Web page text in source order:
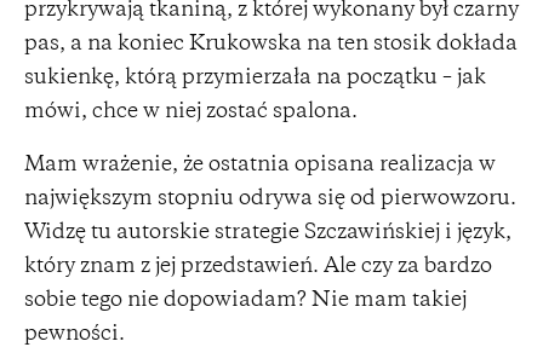
przykrywają tkaniną, z której wykonany był czarny
pas, a na koniec Krukowska na ten stosik dokłada
sukienkę, którą przymierzała na początku – jak
mówi, chce w niej zostać spalona.
Mam wrażenie, że ostatnia opisana realizacja w
największym stopniu odrywa się od pierwowzoru.
Widzę tu autorskie strategie Szczawińskiej i język,
który znam z jej przedstawień. Ale czy za bardzo
sobie tego nie dopowiadam? Nie mam takiej
pewności.